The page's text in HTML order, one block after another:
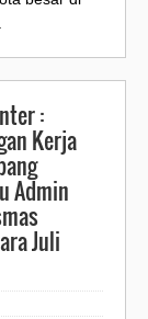
:
Kerja
Admin
Juli